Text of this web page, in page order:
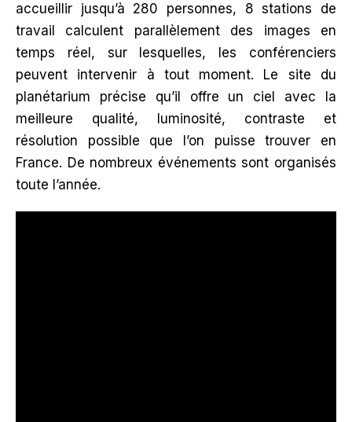
accueillir jusqu’à 280 personnes, 8 stations de
travail calculent parallèlement des images en
temps réel, sur lesquelles, les conférenciers
peuvent intervenir à tout moment. Le site du
planétarium précise qu’il offre un ciel avec la
meilleure qualité, luminosité, contraste et
résolution possible que l’on puisse trouver en
France. De nombreux événements sont organisés
toute l’année.